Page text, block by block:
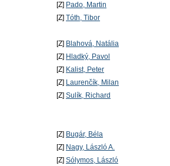
[Z] Pado, Martin
[Z] Tóth, Tibor
[Z] Blahová, Natália
[Z] Hladký, Pavol
[Z] Kalist, Peter
[Z] Laurenčík, Milan
[Z] Sulík, Richard
[Z] Bugár, Béla
[Z] Nagy, László A.
[Z] Sólymos, László